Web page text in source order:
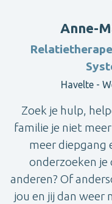
Anne-
Havelte -
Zoek je hulp,
familie je niet
meer diepgang
onderzoeken
anderen? Of
jou en jij dan weer